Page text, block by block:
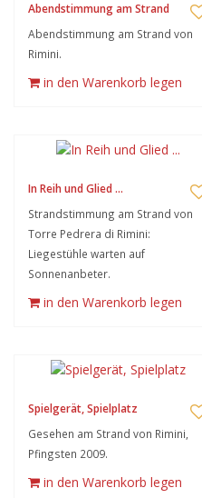
Abendstimmung am Strand
Abendstimmung am Strand von
Rimini.
in den Warenkorb legen
In Reih und Glied ...
Strandstimmung am Strand von
Torre Pedrera di Rimini:
Liegestühle warten auf
Sonnenanbeter.
in den Warenkorb legen
Spielgerät, Spielplatz
Gesehen am Strand von Rimini,
Pfingsten 2009.
in den Warenkorb legen